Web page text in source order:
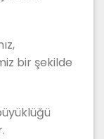
bir şekilde